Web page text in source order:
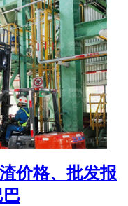
价格、批发报
巴